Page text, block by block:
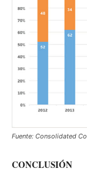
Fuente: Consolidated
CONCLUSIÓN